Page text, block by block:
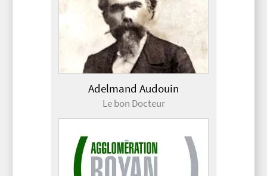
Adelmand Audouin
Le bon Docteur